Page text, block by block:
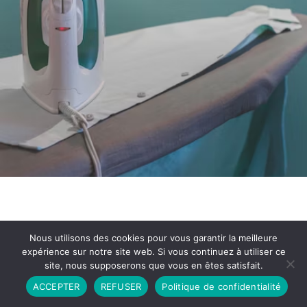
Partenariat Contact
Politique de Confidentialité
CGU
Copyright © 2026 - Propulsé par DIEUDUDIABLE
Nous utilisons des cookies pour vous garantir la meilleure
expérience sur notre site web. Si vous continuez à utiliser ce
site, nous supposerons que vous en êtes satisfait.
ACCEPTER
REFUSER Politique de confidentialité